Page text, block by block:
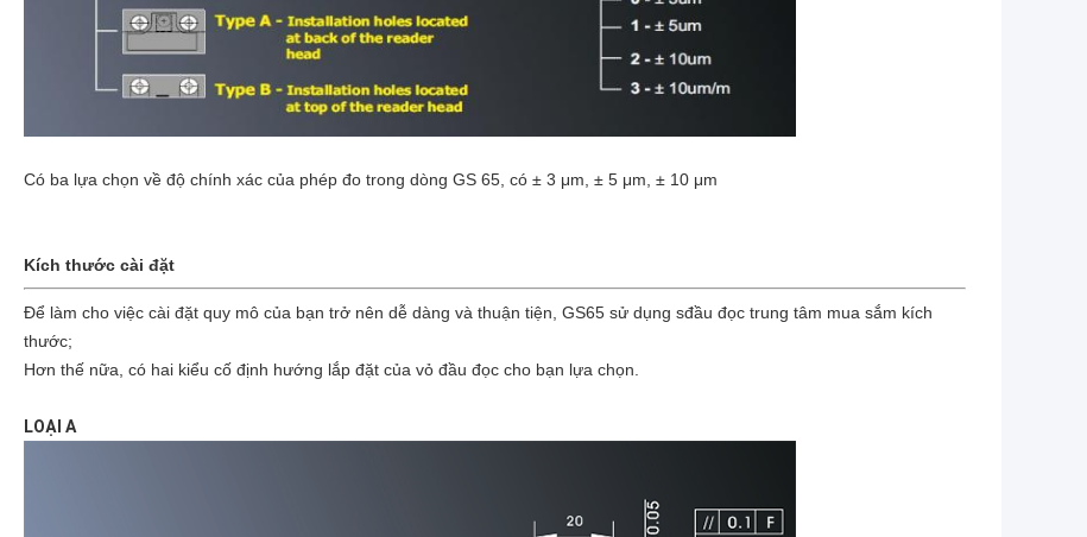
Có ba lựa chọn về độ chính xác của phép đo trong dòng GS 65, có ± 3 μm, ± 5 μm, ± 10 μm
Kích thước cài đặt
Để làm cho việc cài đặt quy mô của bạn trở nên dễ dàng và thuận tiện, GS65 sử dụng sđầu đọc trung tâm mua sắm kích
thước;
Hơn thế nữa, có hai kiểu cố định hướng lắp đặt của vỏ đầu đọc cho bạn lựa chọn.
LOẠI A